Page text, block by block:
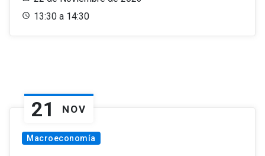
13:30 a 14:30
21 NOV
Macroeconomía